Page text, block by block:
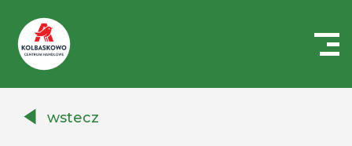
Auchanwstecz